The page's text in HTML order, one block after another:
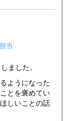
当
ました。
ようになった
とを褒めてい
しいことの話